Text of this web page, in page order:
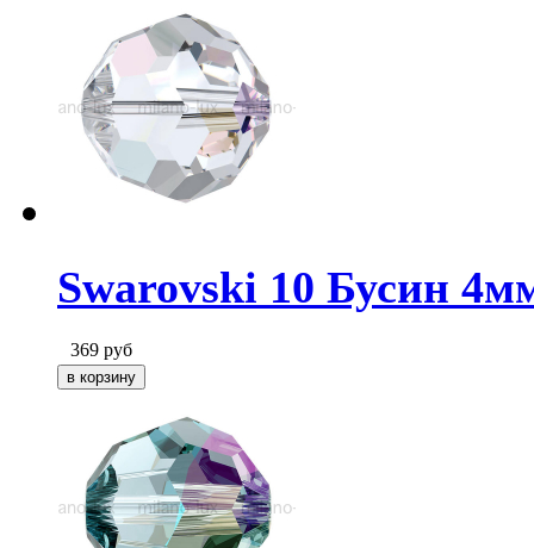
Swarovski 10 Бусин
369 руб